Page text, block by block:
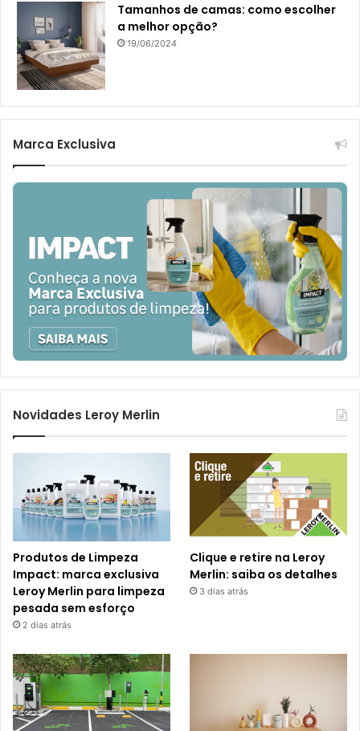
Tamanhos de camas: como escolher
a melhor opção?
19/06/2024
Marca Exclusiva
Novidades Leroy Merlin
Produtos de Limpeza
Impact: marca exclusiva
Leroy Merlin para limpeza
pesada sem esforço
2 dias atrás
Clique e retire na Leroy
Merlin: saiba os detalhes
3 dias atrás